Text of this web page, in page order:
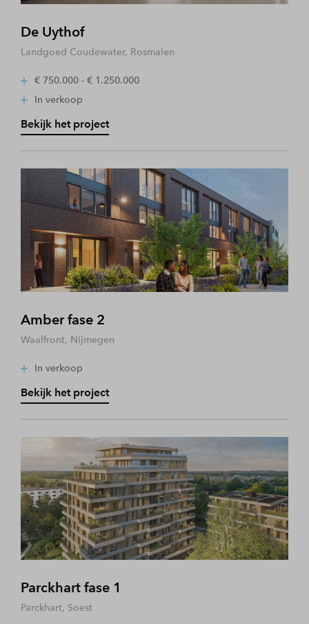
De Uythof
Landgoed Coudewater, Rosmalen
€ 750.000 - € 1.250.000
In verkoop
Bekijk het project
Amber fase 2
Waalfront, Nijmegen
In verkoop
Bekijk het project
Parckhart fase 1
Parckhart, Soest